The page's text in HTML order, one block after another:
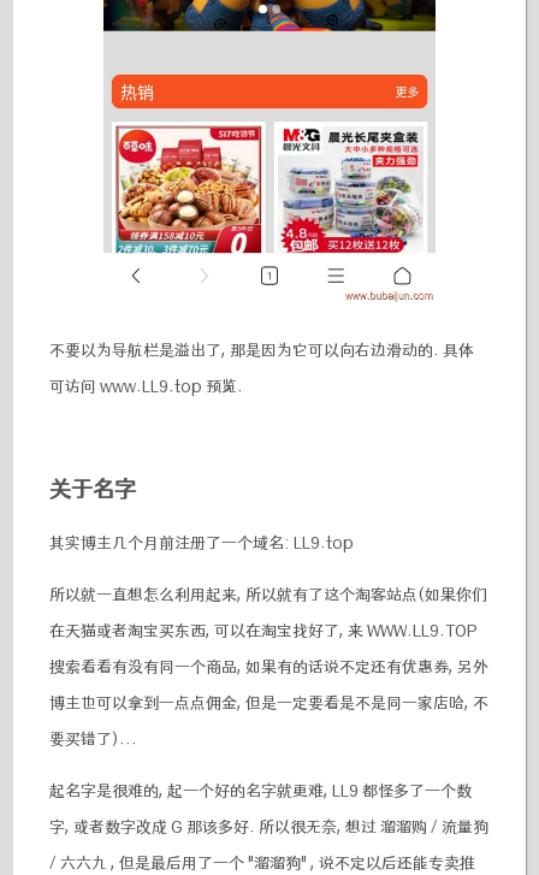
不要以为导航栏是溢出了, 那是因为它可以向右边滑动的. 具体
可访问 www.LL9.top 预览.
关于名字
其实博主几个月前注册了一个域名: LL9.top
所以就一直想怎么利用起来, 所以就有了这个淘客站点(如果你们
在天猫或者淘宝买东西, 可以在淘宝找好了, 来 WWW.LL9.TOP
搜索看看有没有同一个商品, 如果有的话说不定还有优惠券, 另外
博主也可以拿到一点点佣金, 但是一定要看是不是同一家店哈, 不
要买错了)...
起名字是很难的, 起一个好的名字就更难, LL9 都怪多了一个数
字, 或者数字改成 G 那该多好. 所以很无奈, 想过 溜溜购 / 流量狗
/ 六六九 , 但是最后用了一个 "溜溜狗" , 说不定以后还能专卖推